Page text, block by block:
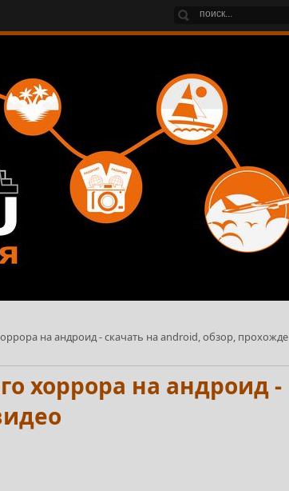
на андроид - скачать на android, обзор,
хоррора на андроид -